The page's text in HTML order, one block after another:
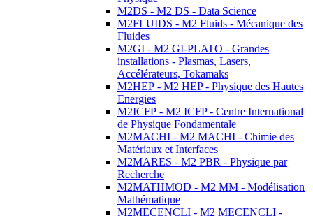
M2DS - M2 DS - Data Science
M2FLUIDS - M2 Fluids - Mécanique des
Fluides
M2GI - M2 GI-PLATO - Grandes
installations - Plasmas, Lasers,
Accélérateurs, Tokamaks
M2HEP - M2 HEP - Physique des Hautes
Energies
M2ICFP - M2 ICFP - Centre International
de Physique Fondamentale
M2MACHI - M2 MACHI - Chimie des
Matériaux et Interfaces
M2MARES - M2 PBR - Physique par
Recherche
M2MATHMOD - M2 MM - Modélisation
Mathématique
M2MECENCLI - M2 MECENCLI -